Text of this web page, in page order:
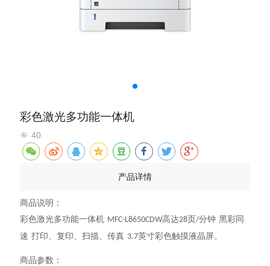
彩色激光多功能一体机
40
产品详情
商品说明：
彩色激光多功能一体机 MFC-L8650CDW高达28页 /分钟 黑彩同
速 打印、复印、扫描、传真 3.7英寸彩色触摸液晶屏。
商品参数：